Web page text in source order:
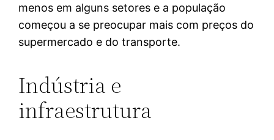
menos em alguns setores e a população
começou a se preocupar mais com preços do
supermercado e do transporte.
Indústria e
infraestrutura